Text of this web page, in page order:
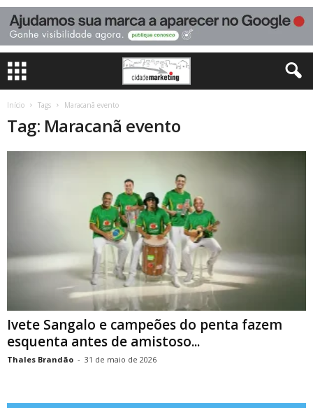
Início Tags Maracanã evento
Tag: Maracanã evento
Ivete Sangalo e campeões do penta fazem
esquenta antes de amistoso...
Thales Brandão - 31 de maio de 2026